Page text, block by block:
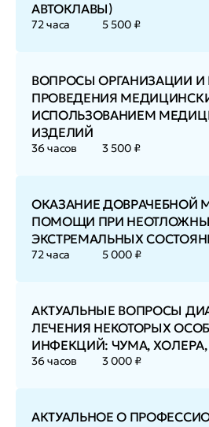
АВТОКЛАВЫ)
72 часа 5 500 ₽
ВОПРОСЫ ОРГАНИЗАЦИИ
ПРОВЕДЕНИЯ
ИСПОЛЬЗОВАНИЕМ
ИЗДЕЛИЙ
36 часов 3 500 ₽
ОКАЗАНИЕ ДОВРАЧЕБНОЙ
ПОМОЩИ ПРИ
ЭКСТРЕМАЛЬНЫХ
72 часа 5 000 ₽
АКТУАЛЬНЫЕ ВОПРОСЫ
ЛЕЧЕНИЯ НЕКОТОРЫХ
ИНФЕКЦИЙ: ЧУМА,
36 часов 3 000 ₽
АКТУАЛЬНОЕ О